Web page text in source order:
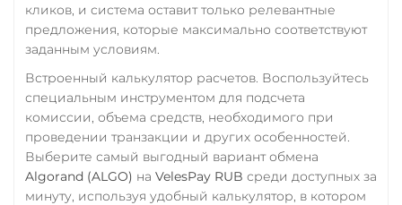
Utopia USD (UUSD)
Verge (XVG)
WAVES
Wrapped Bitcoin (WBTC)
ERC20
Yearn.finance (YFI)
RUB
CASH-IN RUB
QR RUB
УкрСиббанк UAH
Фридом Банк KZT
Центр Кредит KZT
Элкарт KGS
кликов, и система оставит только релевантные
предложения, которые максимально соответствуют
заданным условиям.
Встроенный калькулятор расчетов. Воспользуйтесь
специальным инструментом для подсчета
комиссии, объема средств, необходимого при
проведении транзакции и других особенностей.
Выберите самый выгодный вариант обмена
Algorand (ALGO) на VelesPay RUB среди доступных за
минуту, используя удобный калькулятор, в котором